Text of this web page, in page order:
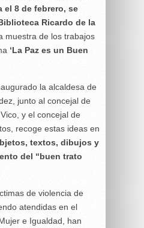
el 8 de febrero, se
Ricardo de la
muestra de los trabajos
‘La Paz es un Buen
la alcaldesa de
junto al concejal de
y el concejal de
recoge estas ideas en
textos, dibujos y
del “buen trato
de violencia de
atendidas en el
e Igualdad, han